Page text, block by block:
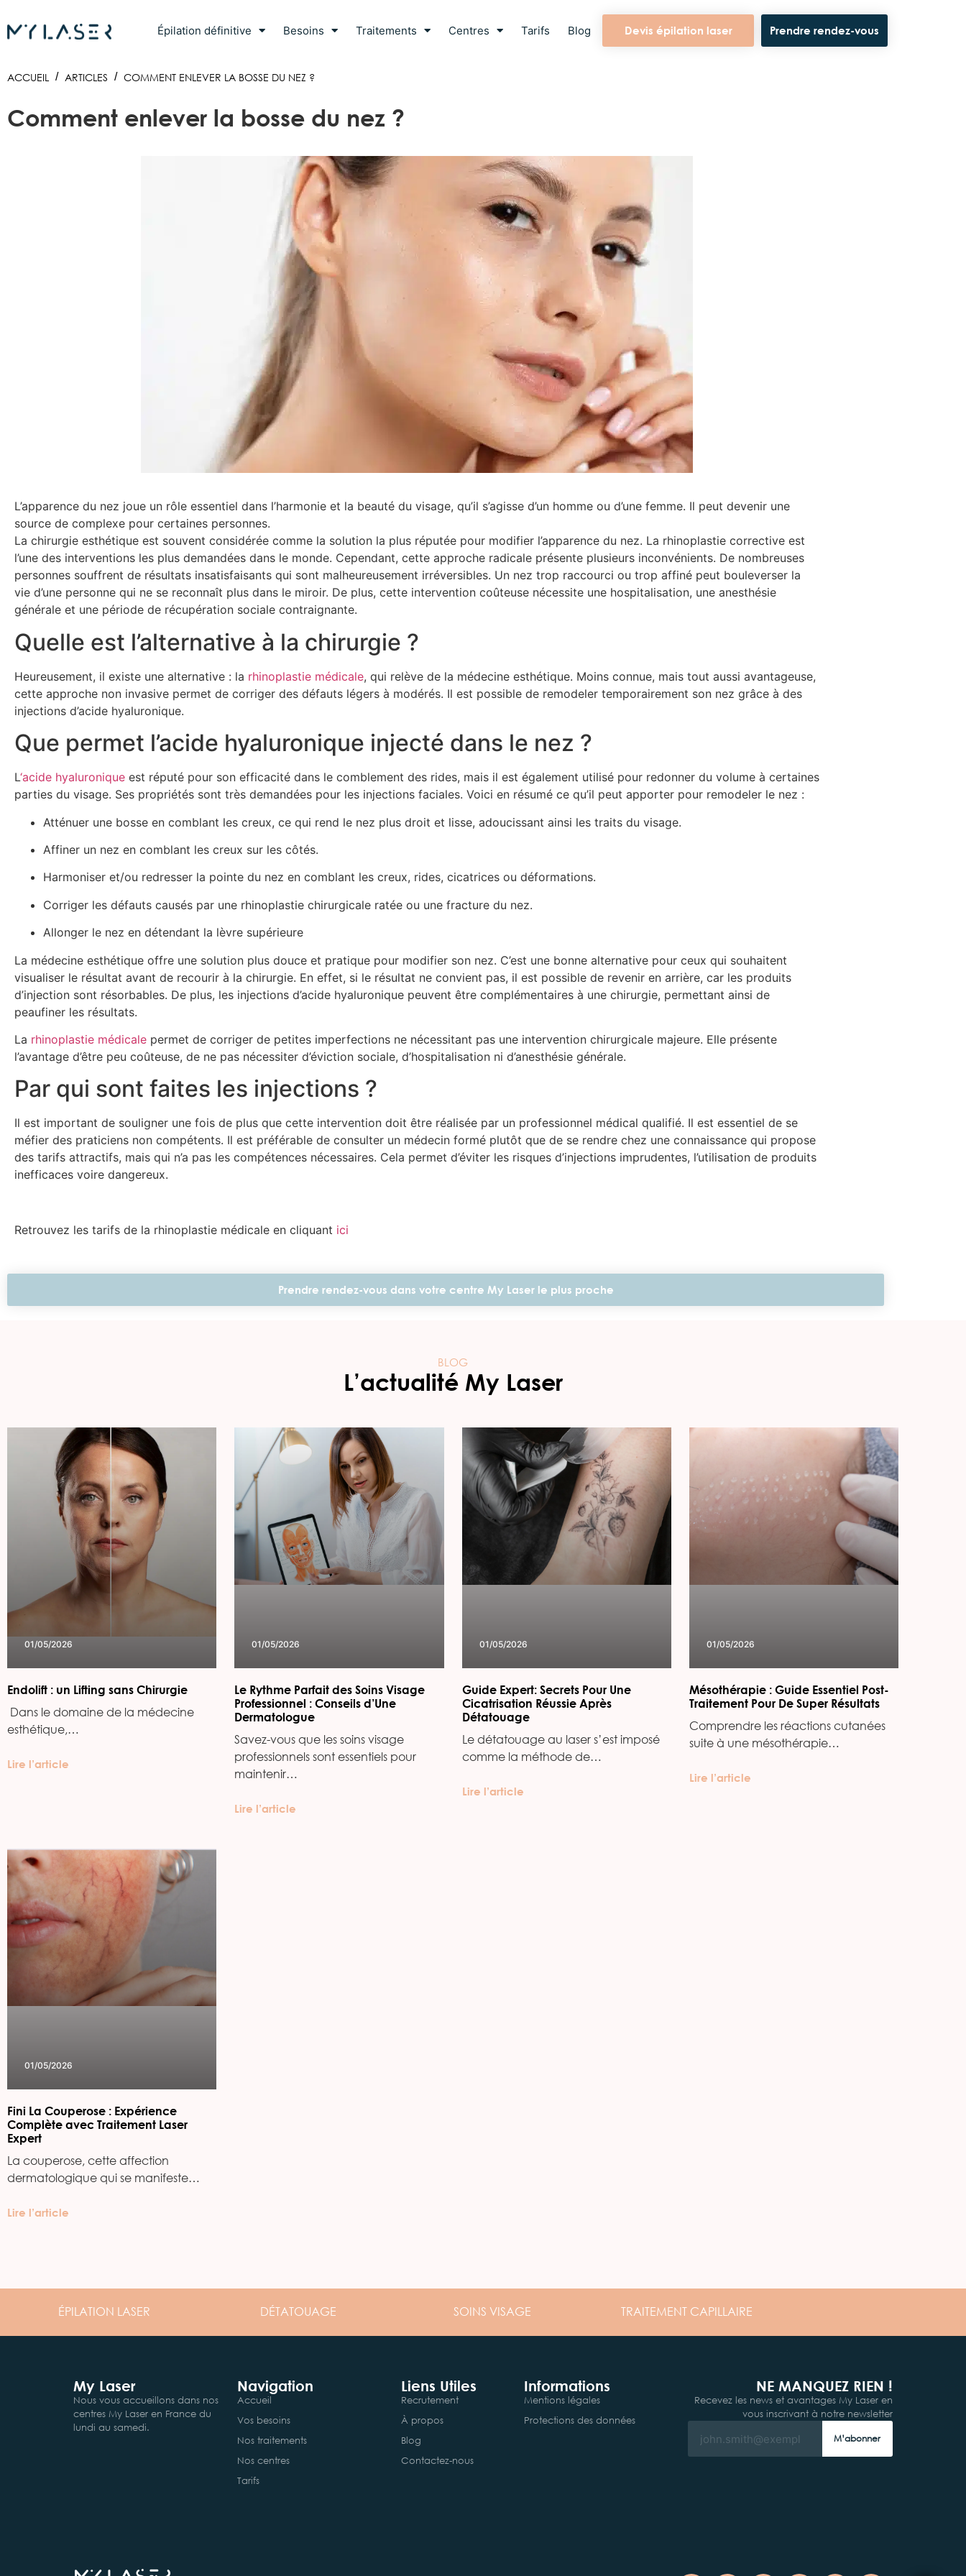
Épilation définitive Besoins Traitements Centres Tarifs Blog Devis épilation laser Prendre rendez-vous
ACCUEIL / ARTICLES / COMMENT ENLEVER LA BOSSE DU NEZ ?
Comment enlever la bosse du nez ?
L’apparence du nez joue un rôle essentiel dans l’harmonie et la beauté du visage, qu’il s’agisse d’un homme ou d’une femme. Il peut devenir une
source de complexe pour certaines personnes.
La chirurgie esthétique est souvent considérée comme la solution la plus réputée pour modifier l’apparence du nez. La rhinoplastie corrective est
l’une des interventions les plus demandées dans le monde. Cependant, cette approche radicale présente plusieurs inconvénients. De nombreuses
personnes souffrent de résultats insatisfaisants qui sont malheureusement irréversibles. Un nez trop raccourci ou trop affiné peut bouleverser la
vie d’une personne qui ne se reconnaît plus dans le miroir. De plus, cette intervention coûteuse nécessite une hospitalisation, une anesthésie
générale et une période de récupération sociale contraignante.
Quelle est l’alternative à la chirurgie ?
Heureusement, il existe une alternative : la rhinoplastie médicale, qui relève de la médecine esthétique. Moins connue, mais tout aussi avantageuse,
cette approche non invasive permet de corriger des défauts légers à modérés. Il est possible de remodeler temporairement son nez grâce à des
injections d’acide hyaluronique.
Que permet l’acide hyaluronique injecté dans le nez ?
L‘acide hyaluronique est réputé pour son efficacité dans le comblement des rides, mais il est également utilisé pour redonner du volume à certaines
parties du visage. Ses propriétés sont très demandées pour les injections faciales. Voici en résumé ce qu’il peut apporter pour remodeler le nez :
Atténuer une bosse en comblant les creux, ce qui rend le nez plus droit et lisse, adoucissant ainsi les traits du visage.
Affiner un nez en comblant les creux sur les côtés.
Harmoniser et/ou redresser la pointe du nez en comblant les creux, rides, cicatrices ou déformations.
Corriger les défauts causés par une rhinoplastie chirurgicale ratée ou une fracture du nez.
Allonger le nez en détendant la lèvre supérieure
La médecine esthétique offre une solution plus douce et pratique pour modifier son nez. C’est une bonne alternative pour ceux qui souhaitent
visualiser le résultat avant de recourir à la chirurgie. En effet, si le résultat ne convient pas, il est possible de revenir en arrière, car les produits
d’injection sont résorbables. De plus, les injections d’acide hyaluronique peuvent être complémentaires à une chirurgie, permettant ainsi de
peaufiner les résultats.
La rhinoplastie médicale permet de corriger de petites imperfections ne nécessitant pas une intervention chirurgicale majeure. Elle présente
l’avantage d’être peu coûteuse, de ne pas nécessiter d’éviction sociale, d’hospitalisation ni d’anesthésie générale.
Par qui sont faites les injections ?
Il est important de souligner une fois de plus que cette intervention doit être réalisée par un professionnel médical qualifié. Il est essentiel de se
méfier des praticiens non compétents. Il est préférable de consulter un médecin formé plutôt que de se rendre chez une connaissance qui propose
des tarifs attractifs, mais qui n’a pas les compétences nécessaires. Cela permet d’éviter les risques d’injections imprudentes, l’utilisation de produits
inefficaces voire dangereux.
Retrouvez les tarifs de la rhinoplastie médicale en cliquant ici
Prendre rendez-vous dans votre centre My Laser le plus proche
BLOG
L’actualité My Laser
01/05/2026
Endolift : un Lifting sans Chirurgie
‍ Dans le domaine de la médecine
esthétique,…
Lire l’article
01/05/2026
Le Rythme Parfait des Soins Visage
Professionnel : Conseils d’Une
Dermatologue
Savez-vous que les soins visage
professionnels sont essentiels pour
maintenir…
Lire l’article
01/05/2026
Guide Expert: Secrets Pour Une
Cicatrisation Réussie Après
Détatouage
Le détatouage au laser s’est imposé
comme la méthode de…
Lire l’article
01/05/2026
Mésothérapie : Guide Essentiel Post-
Traitement Pour De Super Résultats
Comprendre les réactions cutanées
suite à une mésothérapie…
Lire l’article
01/05/2026
Fini La Couperose : Expérience
Complète avec Traitement Laser
Expert
La couperose, cette affection
dermatologique qui se manifeste…
Lire l’article
ÉPILATION LASER DÉTATOUAGE SOINS VISAGE TRAITEMENT CAPILLAIRE
My Laser
Nous vous accueillons dans nos
centres My Laser en France du
lundi au samedi.
Navigation
Accueil
Vos besoins
Nos traitements
Nos centres
Tarifs
Liens Utiles
Recrutement
À propos
Blog
Contactez-nous
Informations
Mentions légales
Protections des données
NE MANQUEZ RIEN !
Recevez les news et avantages My Laser en
vous inscrivant à notre newsletter
M’abonner